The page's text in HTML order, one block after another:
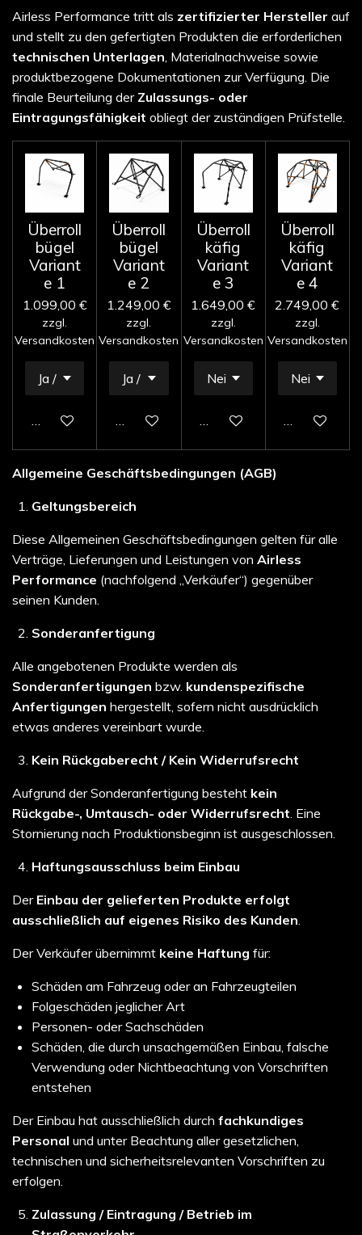
Airless Performance tritt als zertifizierter Hersteller auf
und stellt zu den gefertigten Produkten die erforderlichen
technischen Unterlagen, Materialnachweise sowie
produktbezogene Dokumentationen zur Verfügung. Die
finale Beurteilung der Zulassungs- oder
Eintragungsfähigkeit obliegt der zuständigen Prüfstelle.
Überroll
bügel
Variant
e 1
1.099,00 €
zzgl.
Versandkosten
In den Warenkorb
Überroll
bügel
Variant
e 2
1.249,00 €
zzgl.
Versandkosten
In den Warenkorb
Überroll
käfig
Variant
e 3
1.649,00 €
zzgl.
Versandkosten
In den Warenkorb
Überroll
käfig
Variant
e 4
2.749,00 €
zzgl.
Versandkosten
In den
Allgemeine Geschäftsbedingungen (AGB)
Geltungsbereich
Diese Allgemeinen Geschäftsbedingungen gelten für alle
Verträge, Lieferungen und Leistungen von Airless
Performance (nachfolgend „Verkäufer“) gegenüber
seinen Kunden.
Sonderanfertigung
Alle angebotenen Produkte werden als
Sonderanfertigungen bzw. kundenspezifische
Anfertigungen hergestellt, sofern nicht ausdrücklich
etwas anderes vereinbart wurde.
Kein Rückgaberecht / Kein Widerrufsrecht
Aufgrund der Sonderanfertigung besteht kein
Rückgabe-, Umtausch- oder Widerrufsrecht. Eine
Stornierung nach Produktionsbeginn ist ausgeschlossen.
Haftungsausschluss beim Einbau
Der Einbau der gelieferten Produkte erfolgt
ausschließlich auf eigenes Risiko des Kunden.
Der Verkäufer übernimmt keine Haftung für:
Schäden am Fahrzeug oder an Fahrzeugteilen
Folgeschäden jeglicher Art
Personen- oder Sachschäden
Schäden, die durch unsachgemäßen Einbau, falsche
Verwendung oder Nichtbeachtung von Vorschriften
entstehen
Der Einbau hat ausschließlich durch fachkundiges
Personal und unter Beachtung aller gesetzlichen,
technischen und sicherheitsrelevanten Vorschriften zu
erfolgen.
Zulassung / Eintragung / Betrieb im